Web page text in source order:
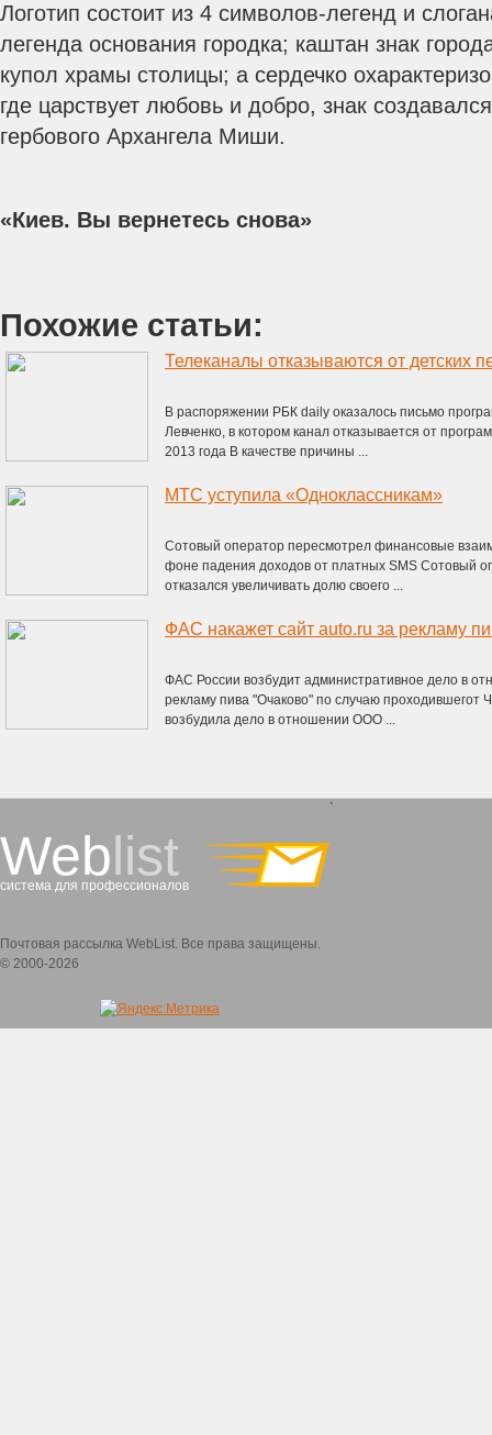
Логотип состоит из 4 символов-легенд и
легенда основания городка; каштан знак
купол храмы столицы; а сердечко
где царствует любовь и добро, знак
гербового Архангела Миши.
«Киев. Вы вернетесь снова»
Похожие статьи:
Телеканалы отказываются от детских
В распоряжении РБК daily оказалось письмо
Левченко, в котором канал отказывается от
2013 года В качестве причины ...
МТС уступила «Одноклассникам»
Сотовый оператор пересмотрел финансовые
фоне падения доходов от платных SMS Сотовый
отказался увеличивать долю своего ...
ФАС накажет сайт auto.ru за рекламу
ФАС России возбудит административное дело в
рекламу пива "Очаково" по случаю
возбудила дело в отношении ООО ...
Weblist
система для профессионалов
`
Почтовая рассылка WebList. Все права защищены.
© 2000-2026